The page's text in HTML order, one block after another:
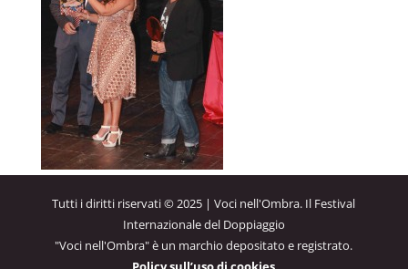
Tutti i diritti riservati © 2025 | Voci nell'Ombra. Il Festival
Internazionale del Doppiaggio
"Voci nell'Ombra" è un marchio depositato e registrato.